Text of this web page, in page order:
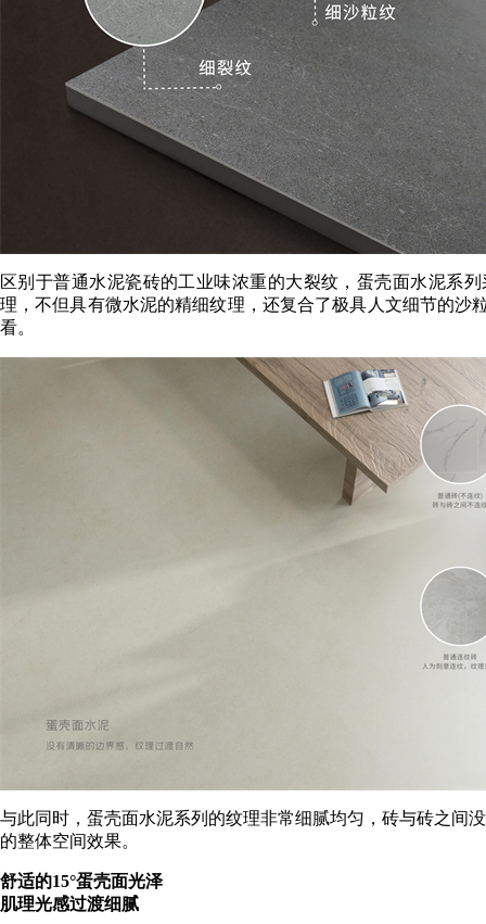
区别于普通水泥瓷砖的工业味浓重的大裂纹，蛋壳面水泥系
理，不但具有微水泥的精细纹理，还复合了极具人文细节的
看。
与此同时，蛋壳面水泥系列的纹理非常细腻均匀，砖与砖之间
的整体空间效果。
舒适的15°蛋壳面光泽
肌理光感过渡细腻